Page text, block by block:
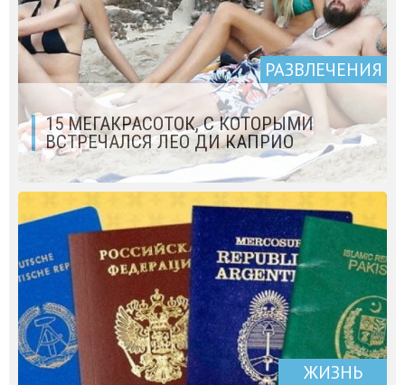
РАЗВЛЕЧЕНИЯ
15 МЕГАКРАСОТОК, С КОТОРЫМИ
ВСТРЕЧАЛСЯ ЛЕО ДИ КАПРИО
ЖИЗНЬ